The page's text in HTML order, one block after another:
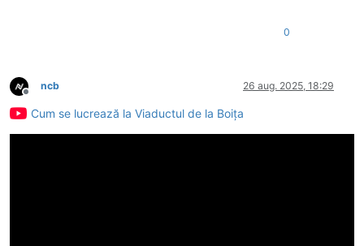
0
Deconectat
ncb 26 aug. 2025, 18:29
Cum se lucrează la Viaductul de la Boița